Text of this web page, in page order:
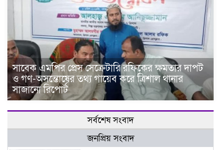
সাবেক এমপির প্রেস সেক্রেটারি রফিকের ক্ষমতার দাপট
ও গণ-অসন্তোষের তথ্য গায়েব করে ত্রিশাল থানার
সাজানো রিপোর্ট
সর্বশেষ সংবাদ
জনপ্রিয় সংবাদ